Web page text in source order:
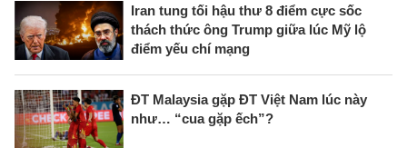
Iran tung tối hậu thư 8 điểm cực sốc
thách thức ông Trump giữa lúc Mỹ lộ
điểm yếu chí mạng
ĐT Malaysia gặp ĐT Việt Nam lúc này
như… “cua gặp ếch”?